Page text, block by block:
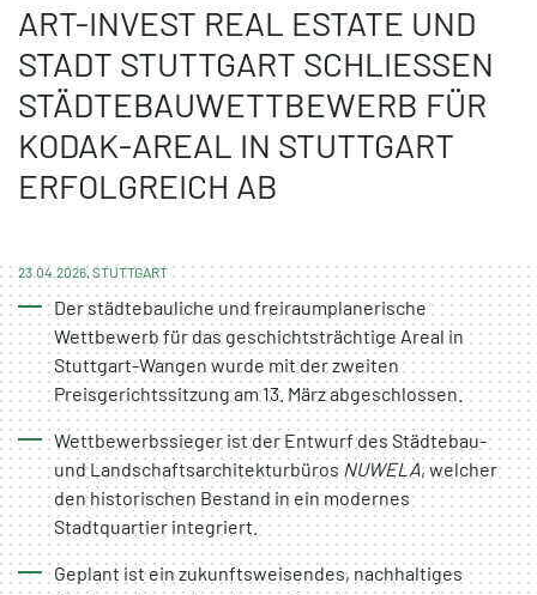
ART-INVEST REAL ESTATE UND
STADT STUTTGART SCHLIESSEN S
TÄDTEBAUWETTBEWERB FÜR K
ODAK-AREAL IN STUTTGART E
RFOLGREICH AB
23.04.2026, STUTTGART
Der städtebauliche und freiraumplanerische
Wettbewerb für das geschichtsträchtige Areal in
Stuttgart-Wangen wurde mit der zweiten
Preisgerichtssitzung am 13. März abgeschlossen.
Wettbewerbssieger ist der Entwurf des Städtebau-
und Landschaftsarchitekturbüros NUWELA, welcher
den historischen Bestand in ein modernes
Stadtquartier integriert.
Geplant ist ein zukunftsweisendes, nachhaltiges